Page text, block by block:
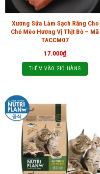
Xương Sữa Làm Sạch Răng Cho
Chó Mèo Hương Vị Thịt Bò – Mã
TACCM07
17.000₫
THÊM VÀO GIỎ HÀNG